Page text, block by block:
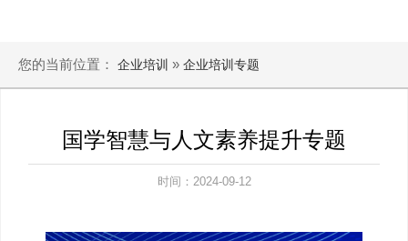
您的当前位置： 企业培训 » 企业培训专题
国学智慧与人文素养提升专题
时间：2024-09-12